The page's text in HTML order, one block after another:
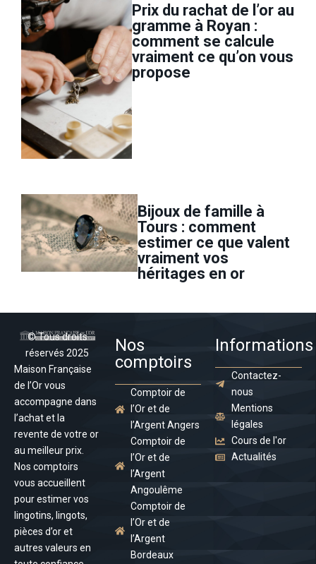
Prix du rachat de l’or au
gramme à Royan :
comment se calcule
vraiment ce qu’on vous
propose
Bijoux de famille à
Tours : comment
estimer ce que valent
vraiment vos
héritages en or
© Tous droits
réservés 2025
Maison Française
de l’Or vous
accompagne dans
l’achat et la
revente de votre or
au meilleur prix.
Nos comptoirs
vous accueillent
pour estimer vos
lingotins, lingots,
pièces d’or et
autres valeurs en
Nos
comptoirs
Comptoir de
l’Or et de
l’Argent Angers
Comptoir de
l’Or et de
l’Argent
Angoulême
Comptoir de
l’Or et de
l’Argent
Bordeaux
Informations
Contactez-
nous
Mentions
légales
Cours de l'or
Actualités